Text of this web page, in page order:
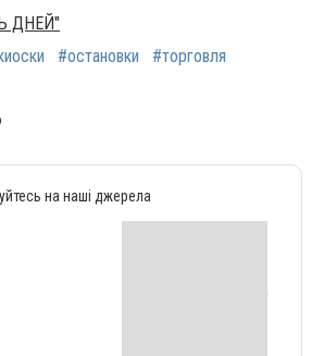
ДНЕЙ"
#остановки #торговля
на наші джерела